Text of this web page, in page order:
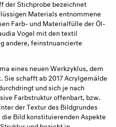
der Stichprobe bezeichnet
Materials entnommene
Farb- und Materialfülle der Öl-
Vogel mit den textil
andere, feinstnuancierte
eines neuen Werkzyklus, dem
schafft ab 2017 Acrylgemälde
und sich je nach
Farbstruktur offenbart, bzw.
der Textur des Bildgrundes
Bild konstituierenden Aspekte